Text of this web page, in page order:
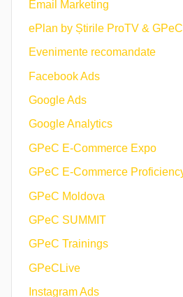
Email Marketing
ePlan by Știrile ProTV & GPeC
Evenimente recomandate
Facebook Ads
Google Ads
Google Analytics
GPeC E-Commerce Expo
GPeC E-Commerce
GPeC Moldova
GPeC SUMMIT
GPeC Trainings
GPeCLive
Instagram Ads